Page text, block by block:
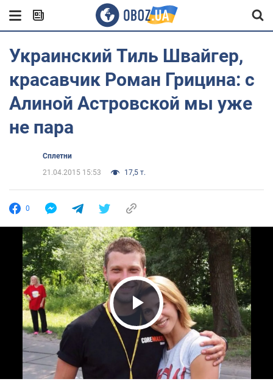
Украинский Тиль Швайгер,
красавчик Роман Грицина: с
Алиной Астровской мы уже
не пара
Сплетни
21.04.2015 15:53
17,5 т.
0
Play Video